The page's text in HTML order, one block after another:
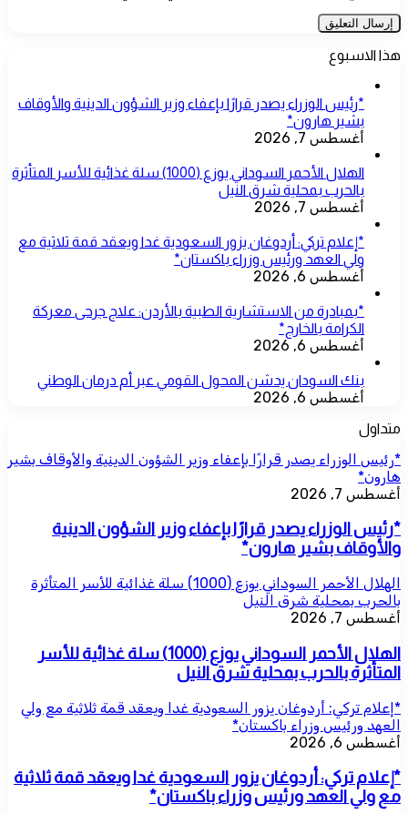
هذا الاسبوع
*رئيس الوزراء يصدر قرارًا بإعفاء وزير الشؤون الدينية والأوقاف
بشير هارون*
أغسطس 7, 2026
الهلال الأحمر السوداني يوزع (1000) سلة غذائية للأسر المتأثرة
بالحرب بمحلية شرق النيل
أغسطس 7, 2026
*إعلام تركي: أردوغان يزور السعودية غدا ويعقد قمة ثلاثية مع
ولي العهد ورئيس وزراء باكستان*
أغسطس 6, 2026
*بمبادرة من الاستشارية الطبية بالأردن: علاج جرحى معركة
الكرامة بالخارج*
أغسطس 6, 2026
بنك السودان يدشن المحول القومي عبر أم درمان الوطني
أغسطس 6, 2026
متداول
*رئيس الوزراء يصدر قرارًا بإعفاء وزير الشؤون الدينية والأوقاف بشير
هارون*
أغسطس 7, 2026
*رئيس الوزراء يصدر قرارًا بإعفاء وزير الشؤون الدينية
والأوقاف بشير هارون*
الهلال الأحمر السوداني يوزع (1000) سلة غذائية للأسر المتأثرة
بالحرب بمحلية شرق النيل
أغسطس 7, 2026
الهلال الأحمر السوداني يوزع (1000) سلة غذائية للأسر
المتأثرة بالحرب بمحلية شرق النيل
*إعلام تركي: أردوغان يزور السعودية غدا ويعقد قمة ثلاثية مع ولي
العهد ورئيس وزراء باكستان*
أغسطس 6, 2026
*إعلام تركي: أردوغان يزور السعودية غدا ويعقد قمة ثلاثية
مع ولي العهد ورئيس وزراء باكستان*